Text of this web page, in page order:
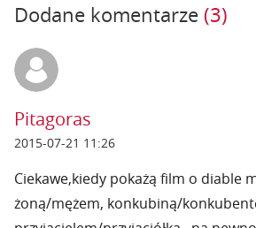
Dodane komentarze (3)
Pitagoras
2015-07-21 11:26
Ciekawe,kiedy pokażą film o diable
żoną/mężem, konkubiną/